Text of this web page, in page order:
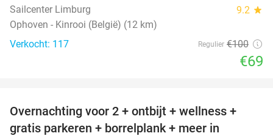
Sailcenter Limburg 9.2 star
Ophoven - Kinrooi (België) (12 km)
Verkocht: 117
Regulier €100
€69
33%
Overnachting voor 2 + ontbijt + wellness +
gratis parkeren + borrelplank + meer in